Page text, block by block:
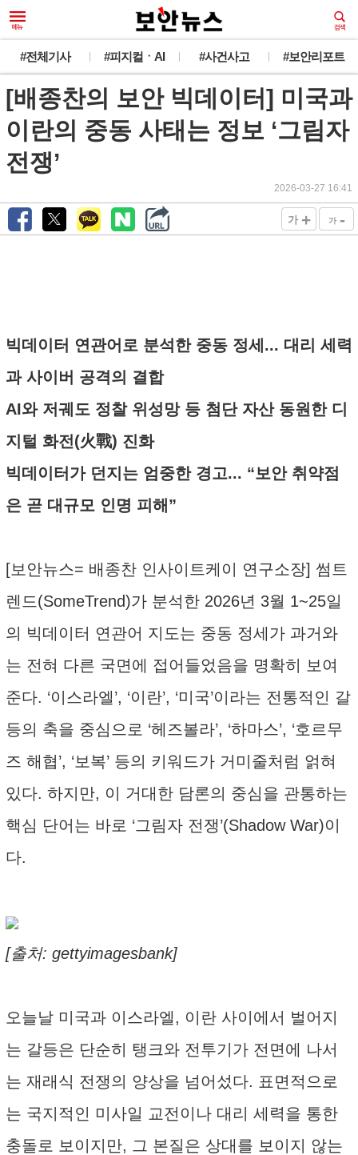
#전체기사 #피지컬ㆍAI #사건사고 #보안리포트
[배종찬의 보안 빅데이터] 미국과
이란의 중동 사태는 정보 ‘그림자
전쟁’
2026-03-27 16:41
가 + 가 -
빅데이터 연관어로 분석한 중동 정세... 대리 세력
과 사이버 공격의 결합
AI와 저궤도 정찰 위성망 등 첨단 자산 동원한 디
지털 화전(火戰) 진화
빅데이터가 던지는 엄중한 경고... “보안 취약점
은 곧 대규모 인명 피해”
[보안뉴스= 배종찬 인사이트케이 연구소장] 썸트
렌드(SomeTrend)가 분석한 2026년 3월 1~25일
의 빅데이터 연관어 지도는 중동 정세가 과거와
는 전혀 다른 국면에 접어들었음을 명확히 보여
준다. ‘이스라엘’, ‘이란’, ‘미국’이라는 전통적인 갈
등의 축을 중심으로 ‘헤즈볼라’, ‘하마스’, ‘호르무
즈 해협’, ‘보복’ 등의 키워드가 거미줄처럼 얽혀
있다. 하지만, 이 거대한 담론의 중심을 관통하는
핵심 단어는 바로 ‘그림자 전쟁’(Shadow War)이
다.
[출처: gettyimagesbank]
오늘날 미국과 이스라엘, 이란 사이에서 벌어지
는 갈등은 단순히 탱크와 전투기가 전면에 나서
는 재래식 전쟁의 양상을 넘어섰다. 표면적으로
는 국지적인 미사일 교전이나 대리 세력을 통한
충돌로 보이지만, 그 본질은 상대를 보이지 않는